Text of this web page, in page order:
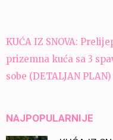
Navigacija
članaka
KUĆA IZ SNOVA:
prizemna kuća sa 3
sobe (DETALJAN PLAN)
NAJPOPULARNIJE